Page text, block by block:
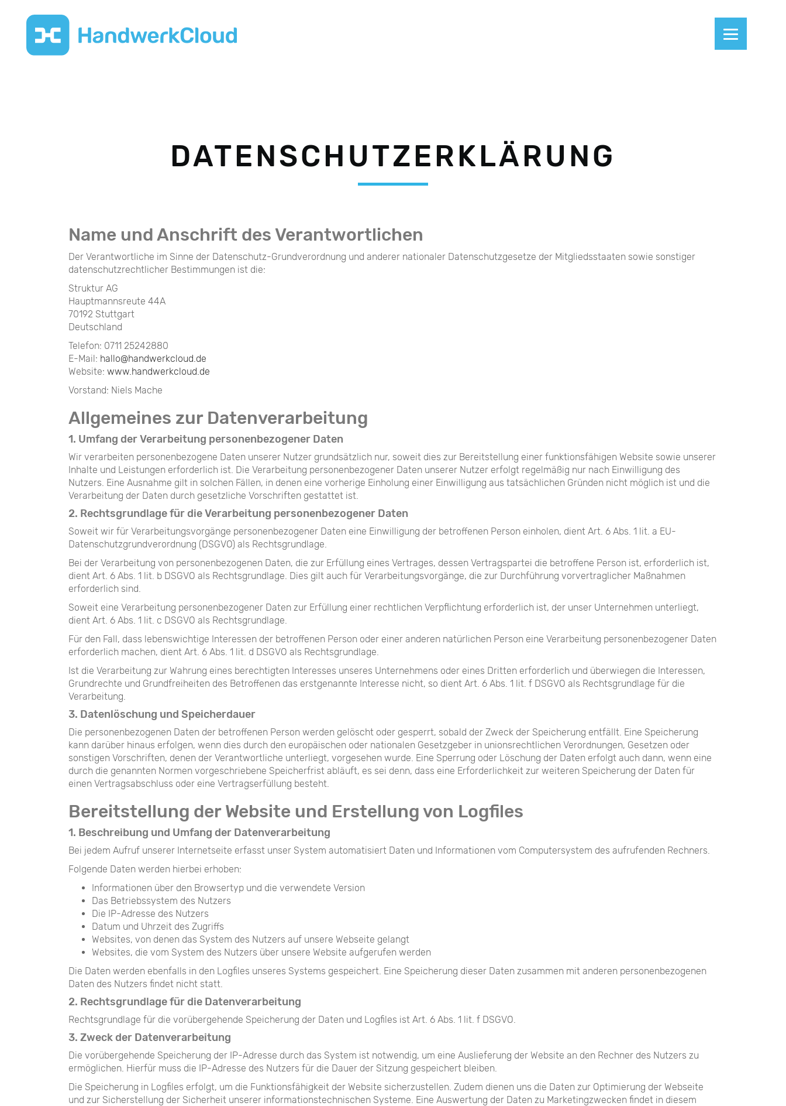
DATENSCHUTZERKLÄRUNG
Name und Anschrift des Verantwortlichen
Der Verantwortliche im Sinne der Datenschutz-Grundverordnung und anderer nationaler Datenschutzgesetze der Mitgliedsstaaten sowie sonstiger
datenschutzrechtlicher Bestimmungen ist die:
Struktur AG
Hauptmannsreute 44A
70192 Stuttgart
Deutschland
Telefon: 0711 25242880
E-Mail: hallo@handwerkcloud.de
Website: www.handwerkcloud.de
Vorstand: Niels Mache
Allgemeines zur Datenverarbeitung
1. Umfang der Verarbeitung personenbezogener Daten
Wir verarbeiten personenbezogene Daten unserer Nutzer grundsätzlich nur, soweit dies zur Bereitstellung einer funktionsfähigen Website sowie unserer
Inhalte und Leistungen erforderlich ist. Die Verarbeitung personenbezogener Daten unserer Nutzer erfolgt regelmäßig nur nach Einwilligung des
Nutzers. Eine Ausnahme gilt in solchen Fällen, in denen eine vorherige Einholung einer Einwilligung aus tatsächlichen Gründen nicht möglich ist und die
Verarbeitung der Daten durch gesetzliche Vorschriften gestattet ist.
2. Rechtsgrundlage für die Verarbeitung personenbezogener Daten
Soweit wir für Verarbeitungsvorgänge personenbezogener Daten eine Einwilligung der betroffenen Person einholen, dient Art. 6 Abs. 1 lit. a EU-
Datenschutzgrundverordnung (DSGVO) als Rechtsgrundlage.
Bei der Verarbeitung von personenbezogenen Daten, die zur Erfüllung eines Vertrages, dessen Vertragspartei die betroffene Person ist, erforderlich ist,
dient Art. 6 Abs. 1 lit. b DSGVO als Rechtsgrundlage. Dies gilt auch für Verarbeitungsvorgänge, die zur Durchführung vorvertraglicher Maßnahmen
erforderlich sind.
Soweit eine Verarbeitung personenbezogener Daten zur Erfüllung einer rechtlichen Verpflichtung erforderlich ist, der unser Unternehmen unterliegt,
dient Art. 6 Abs. 1 lit. c DSGVO als Rechtsgrundlage.
Für den Fall, dass lebenswichtige Interessen der betroffenen Person oder einer anderen natürlichen Person eine Verarbeitung personenbezogener Daten
erforderlich machen, dient Art. 6 Abs. 1 lit. d DSGVO als Rechtsgrundlage.
Ist die Verarbeitung zur Wahrung eines berechtigten Interesses unseres Unternehmens oder eines Dritten erforderlich und überwiegen die Interessen,
Grundrechte und Grundfreiheiten des Betroffenen das erstgenannte Interesse nicht, so dient Art. 6 Abs. 1 lit. f DSGVO als Rechtsgrundlage für die
Verarbeitung.
3. Datenlöschung und Speicherdauer
Die personenbezogenen Daten der betroffenen Person werden gelöscht oder gesperrt, sobald der Zweck der Speicherung entfällt. Eine Speicherung
kann darüber hinaus erfolgen, wenn dies durch den europäischen oder nationalen Gesetzgeber in unionsrechtlichen Verordnungen, Gesetzen oder
sonstigen Vorschriften, denen der Verantwortliche unterliegt, vorgesehen wurde. Eine Sperrung oder Löschung der Daten erfolgt auch dann, wenn eine
durch die genannten Normen vorgeschriebene Speicherfrist abläuft, es sei denn, dass eine Erforderlichkeit zur weiteren Speicherung der Daten für
einen Vertragsabschluss oder eine Vertragserfüllung besteht.
Bereitstellung der Website und Erstellung von Logfiles
1. Beschreibung und Umfang der Datenverarbeitung
Bei jedem Aufruf unserer Internetseite erfasst unser System automatisiert Daten und Informationen vom Computersystem des aufrufenden Rechners.
Folgende Daten werden hierbei erhoben:
Informationen über den Browsertyp und die verwendete Version
Das Betriebssystem des Nutzers
Die IP-Adresse des Nutzers
Datum und Uhrzeit des Zugriffs
Websites, von denen das System des Nutzers auf unsere Webseite gelangt
Websites, die vom System des Nutzers über unsere Website aufgerufen werden
Die Daten werden ebenfalls in den Logfiles unseres Systems gespeichert. Eine Speicherung dieser Daten zusammen mit anderen personenbezogenen
Daten des Nutzers findet nicht statt.
2. Rechtsgrundlage für die Datenverarbeitung
Rechtsgrundlage für die vorübergehende Speicherung der Daten und Logfiles ist Art. 6 Abs. 1 lit. f DSGVO.
3. Zweck der Datenverarbeitung
Die vorübergehende Speicherung der IP-Adresse durch das System ist notwendig, um eine Auslieferung der Website an den Rechner des Nutzers zu
ermöglichen. Hierfür muss die IP-Adresse des Nutzers für die Dauer der Sitzung gespeichert bleiben.
Die Speicherung in Logfiles erfolgt, um die Funktionsfähigkeit der Website sicherzustellen. Zudem dienen uns die Daten zur Optimierung der Webseite
und zur Sicherstellung der Sicherheit unserer informationstechnischen Systeme. Eine Auswertung der Daten zu Marketingzwecken findet in diesem